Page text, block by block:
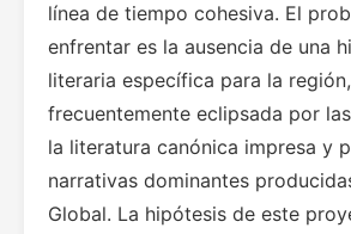
línea de tiempo cohesiva. El
enfrentar es la ausencia de una
literaria específica para la región,
frecuentemente eclipsada por
la literatura canónica impresa y
narrativas dominantes
Global. La hipótesis de este